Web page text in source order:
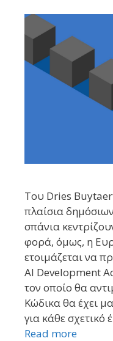
Του Dries
πλαίσια
σπάνια
φορά, όμως, η
ετοιμάζεται να
AI Development
τον οποίο θα
Κώδικα θα έχει
για κάθε σχετικό
Read more